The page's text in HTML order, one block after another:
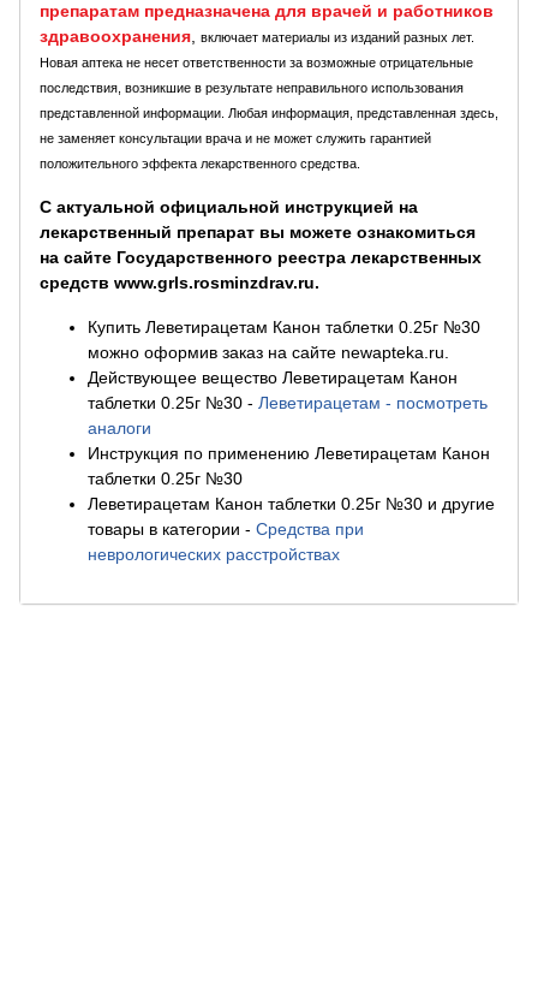
препаратам предназначена для врачей и работников
здравоохранения
включает материалы из изданий разных лет.
Новая аптека не несет ответственности за возможные отрицательные
последствия, возникшие в результате неправильного использования
представленной информации. Любая информация, представленная здесь,
не заменяет консультации врача и не может служить гарантией
положительного эффекта лекарственного средства.
С актуальной официальной инструкцией на
лекарственный препарат вы можете ознакомиться
на сайте Государственного реестра лекарственных
средств www.grls.rosminzdrav.ru.
Купить Леветирацетам Канон таблетки 0.25г №30
можно оформив заказ на сайте newapteka.ru.
Действующее вещество Леветирацетам Канон
таблетки 0.25г №30 - Леветирацетам - посмотреть
аналоги
Инструкция по применению Леветирацетам Канон
таблетки 0.25г №30
Леветирацетам Канон таблетки 0.25г №30 и другие
товары в категории - Средства при
неврологических расстройствах